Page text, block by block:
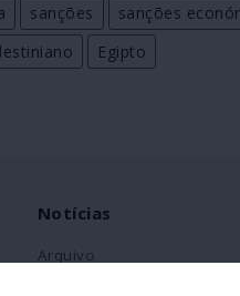
sanções
sanções
Egipto
Notícias
Arquivo